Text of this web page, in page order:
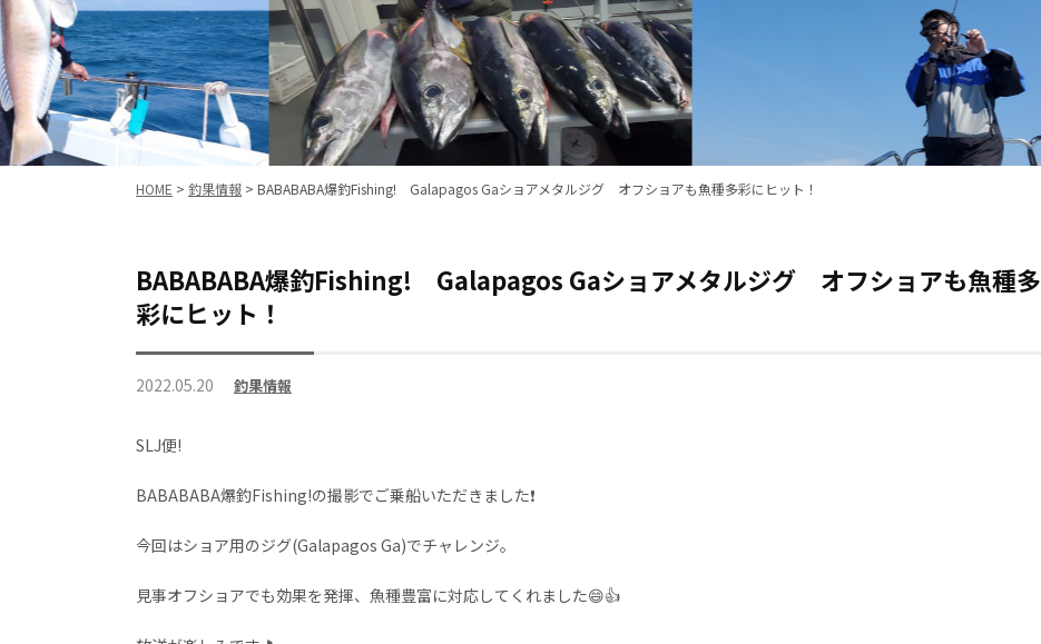
HOME > 釣果情報 > BABABABA爆釣Fishing! Galapagos Gaショアメタルジグ オフショアも魚種多彩にヒット！
BABABABA爆釣Fishing! Galapagos Gaショアメタルジグ オフショアも魚種多
彩にヒット！
2022.05.20 釣果情報
SLJ便!
BABABABA爆釣Fishing!の撮影でご乗船いただきました❗
今回はショア用のジグ(Galapagos Ga)でチャレンジ。
見事オフショアでも効果を発揮、魚種豊富に対応してくれました😄👍